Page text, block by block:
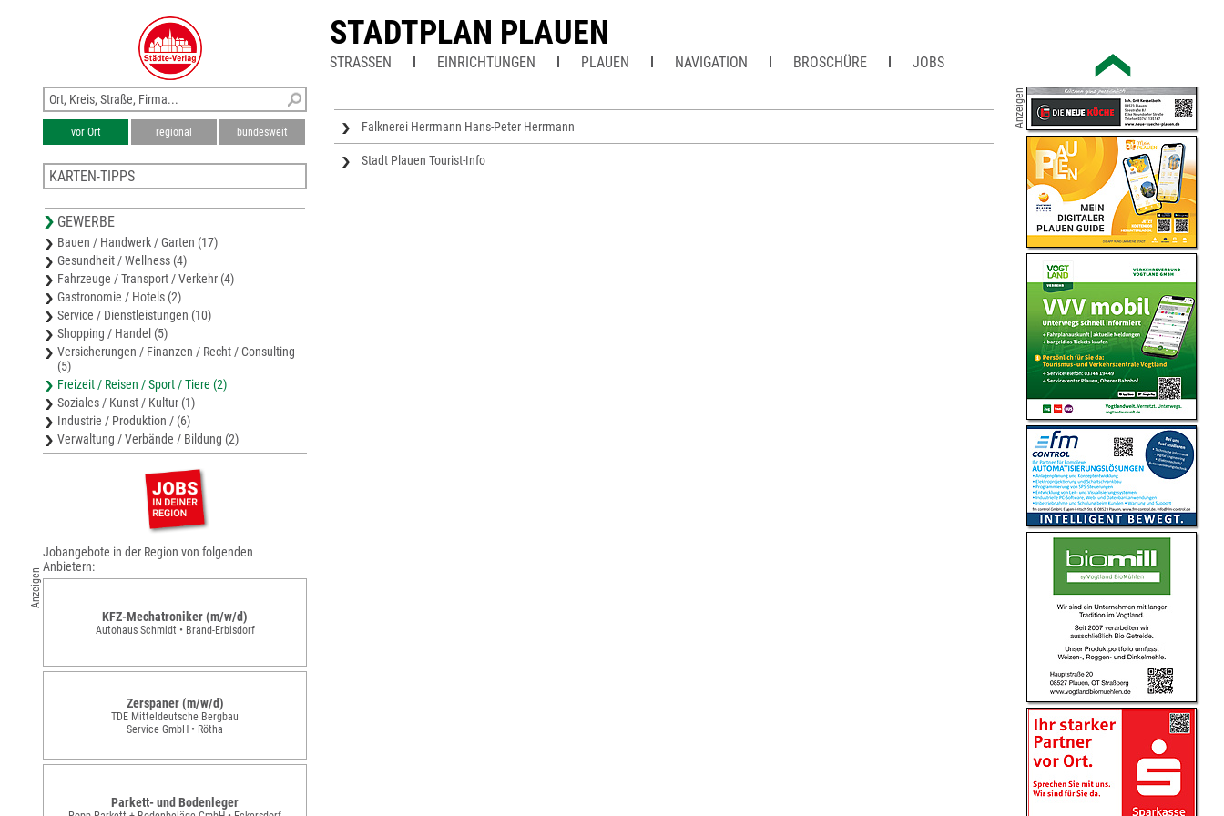
STADTPLAN PLAUEN
STRASSEN EINRICHTUNGEN PLAUEN NAVIGATION BROSCHÜRE JOBS
Falknerei Herrmann Hans-Peter Herrmann
Stadt Plauen Tourist-Info
vor Ort regional bundesweit
KARTEN-TIPPS
Stadtplan Oelsnitz/Vogtl.
Stadtplan Greiz
Karte Greiz
Stadtplan Reichenbach (Vogtl.)
GEWERBE
Bauen / Handwerk / Garten (17)
Gesundheit / Wellness (4)
Fahrzeuge / Transport / Verkehr (4)
Gastronomie / Hotels (2)
Service / Dienstleistungen (10)
Shopping / Handel (5)
Versicherungen / Finanzen / Recht / Consulting
(5)
Freizeit / Reisen / Sport / Tiere (2)
Soziales / Kunst / Kultur (1)
Industrie / Produktion / (6)
Verwaltung / Verbände / Bildung (2)
Anzeigen
Jobangebote in der Region von folgenden
Anbietern:
KFZ-Mechatroniker (m/w/d)
Autohaus Schmidt • Brand-Erbisdorf
Zerspaner (m/w/d)
TDE Mitteldeutsche Bergbau
Service GmbH • Rötha
Parkett- und Bodenleger
Anzeigen